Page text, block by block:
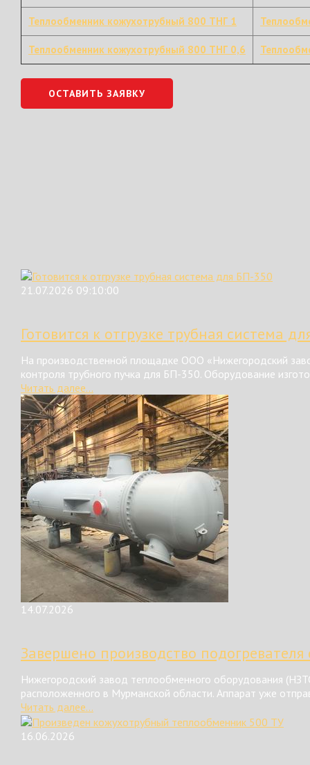
Теплообменник кожухотрубный 800 ТНГ 1
Теплообменник кожухотрубный 800 ТНГ 0,6
ОСТАВИТЬ ЗАЯВКУ
21.07.2026 09:10:00
Готовится к отгрузке трубная система
На производственной площадке ООО «Нижегородский
контроля трубного пучка для БП-350. Оборудование
Читать далее...
14.07.2026
Завершено производство
Нижегородский завод теплообменного оборудования
расположенного в Мурманской области. Аппарат уже
Читать далее...
16.06.2026